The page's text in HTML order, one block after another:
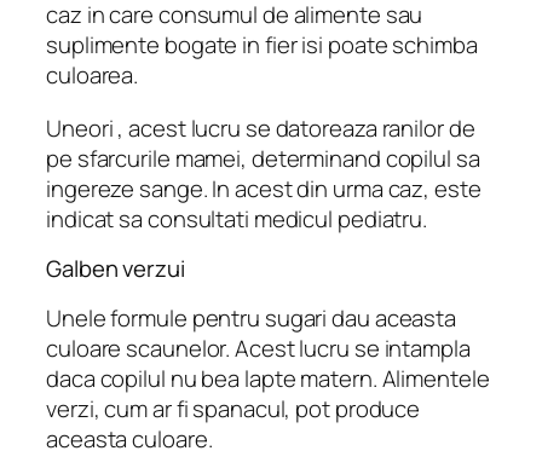
caz in care consumul de alimente sau
suplimente bogate in fier isi poate schimba
culoarea.
Uneori , acest lucru se datoreaza ranilor de
pe sfarcurile mamei, determinand copilul sa
ingereze sange. In acest din urma caz, este
indicat sa consultati medicul pediatru.
Galben verzui
Unele formule pentru sugari dau aceasta
culoare scaunelor. Acest lucru se intampla
daca copilul nu bea lapte matern. Alimentele
verzi, cum ar fi spanacul, pot produce
aceasta culoare.